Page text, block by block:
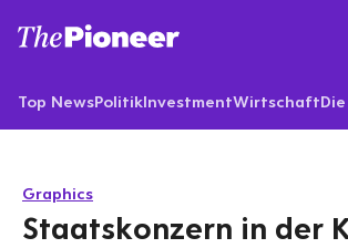
Top NewsPolitikInvestmentWirtschaft
Graphics
Staatskonzern in der